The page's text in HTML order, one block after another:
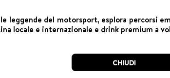
leggende del motorsport, esplora percorsi
locale e internazionale e drink premium a
CHIUDI